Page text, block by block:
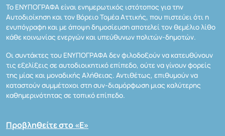
Το ΕΝΥΠΟΓΡΑΦΑ είναι ενημερωτικός ιστότοπος για την
Αυτοδιοίκηση και τον Βόρειο Τομέα Αττικής, που πιστεύει ότι η
ενυπόγραφη και με άποψη δημοσίευση αποτελεί τον θεμέλιο λίθο
κάθε κοινωνίας ενεργών και υπεύθυνων πολιτών-δημοτών.
Οι συντάκτες του ΕΝΥΠΟΓΡΑΦΑ δεν φιλοδοξούν να κατευθύνουν
τις εξελίξεις σε αυτοδιοικητικό επίπεδο, ούτε να γίνουν φορείς
της μίας και μοναδικής Αλήθειας. Αντιθέτως, επιθυμούν να
καταστούν συμμέτοχοι στη συν-διαμόρφωση μιας καλύτερης
καθημερινότητας σε τοπικό επίπεδο.
Προβληθείτε στο «Ε»